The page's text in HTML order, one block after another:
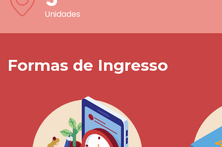
Unidades
Formas de Ingresso